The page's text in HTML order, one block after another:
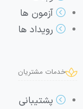
آزمون ها
رویداد ها
خدمات مشتریان
پشتیبانی